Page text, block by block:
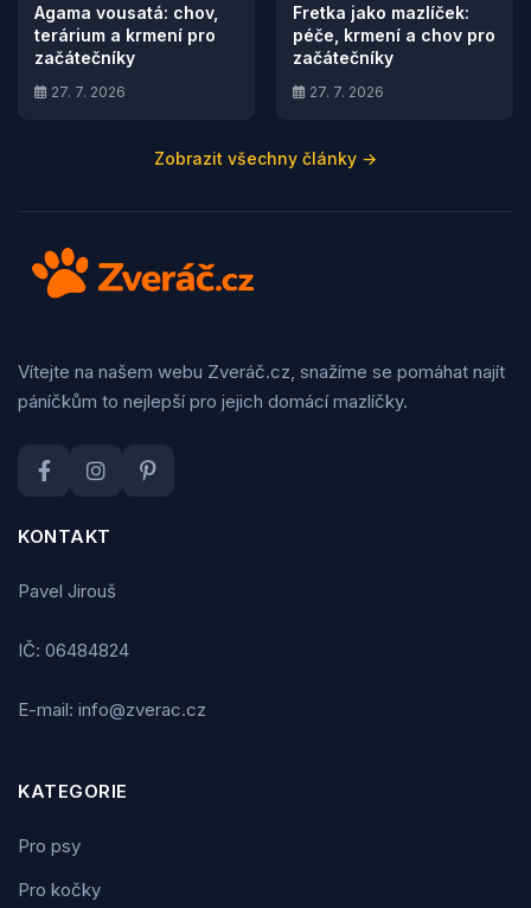
Agama vousatá: chov,
terárium a krmení pro
začátečníky
27. 7. 2026
Fretka jako mazlíček:
péče, krmení a chov pro
začátečníky
27. 7. 2026
Zobrazit všechny články →
Vítejte na našem webu Zveráč.cz, snažíme se pomáhat najít
páníčkům to nejlepší pro jejich domácí mazlíčky.
KONTAKT
Pavel Jirouš
IČ: 06484824
E-mail: info@zverac.cz
KATEGORIE
Pro psy
Pro kočky